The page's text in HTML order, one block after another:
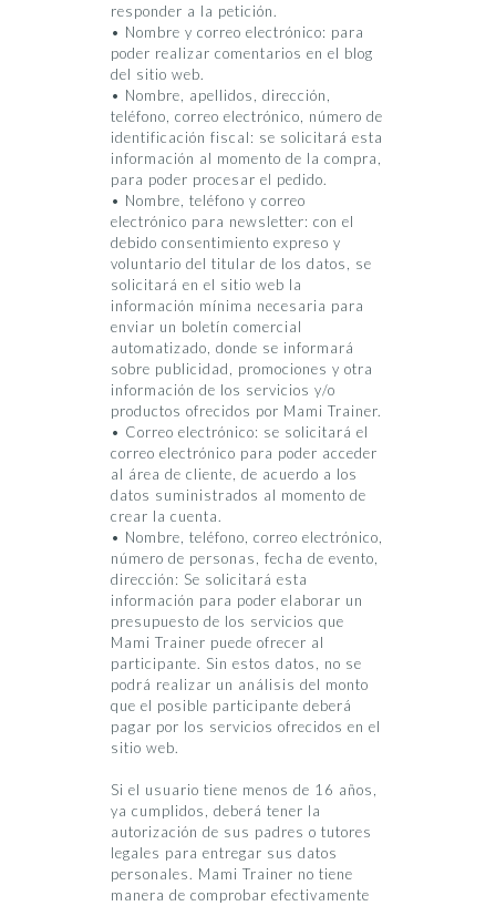
responder a la petición.
• Nombre y correo electrónico: para
poder realizar comentarios en el blog
del sitio web.
• Nombre, apellidos, dirección,
teléfono, correo electrónico, número de
identificación fiscal: se solicitará esta
información al momento de la compra,
para poder procesar el pedido.
• Nombre, teléfono y correo
electrónico para newsletter: con el
debido consentimiento expreso y
voluntario del titular de los datos, se
solicitará en el sitio web la
información mínima necesaria para
enviar un boletín comercial
automatizado, donde se informará
sobre publicidad, promociones y otra
información de los servicios y/o
productos ofrecidos por Mami Trainer.
• Correo electrónico: se solicitará el
correo electrónico para poder acceder
al área de cliente, de acuerdo a los
datos suministrados al momento de
crear la cuenta.
• Nombre, teléfono, correo electrónico,
número de personas, fecha de evento,
dirección: Se solicitará esta
información para poder elaborar un
presupuesto de los servicios que
Mami Trainer puede ofrecer al
participante. Sin estos datos, no se
podrá realizar un análisis del monto
que el posible participante deberá
pagar por los servicios ofrecidos en el
sitio web.
Si el usuario tiene menos de 16 años,
ya cumplidos, deberá tener la
autorización de sus padres o tutores
legales para entregar sus datos
personales. Mami Trainer no tiene
manera de comprobar efectivamente